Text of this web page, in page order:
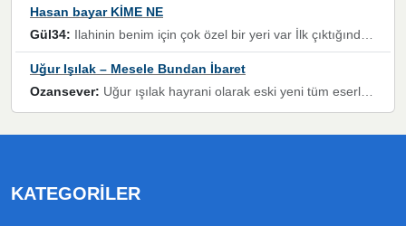
Hasan bayar KİME NE
Gül34: Ilahinin benim için çok özel bir yeri var İlk çıktığında komşum ne kadar yüksek sesle dinliyorsa orada duymuştum ve YouTube'dan aratıp Bu ilahiyi bulmuştum ve sonra müdavimi oldum günlük Ben de 3-5 kere dinleyip ezberleyip artık ilahiye bende eşlik ediyorum yüksek sesle Allah razı olsun hizmet nimettir Rabbim sizin zahmetlerinize de hayırlı nimetler versin Selam ve dua ile Allah'a emanet olun
Uğur Işılak – Mesele Bundan İbaret
Ozansever: Uğur ışılak hayrani olarak eski yeni tüm eserlerini keyifle huzurla dinleyenlerden birisiyim, emeğine saygı duyan gönül veren bunu en güzel şekilde sevenlerine ulaştıran siz değerli sayfa yöneticilerine de teşekkür ederim
KATEGORILER